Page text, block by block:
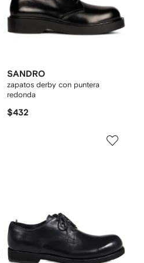
SANDRO
zapatos derby con puntera
redonda
$432